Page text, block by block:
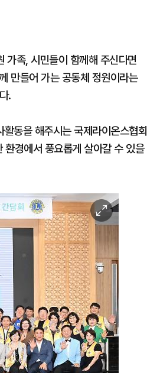
족, 시민들이 함께해 주신다면
만들어 가는 공동체 정원이라는
.
동을 해주시는 국제라이온스협회
경에서 풍요롭게 살아갈 수 있을
이
미
지
확
대